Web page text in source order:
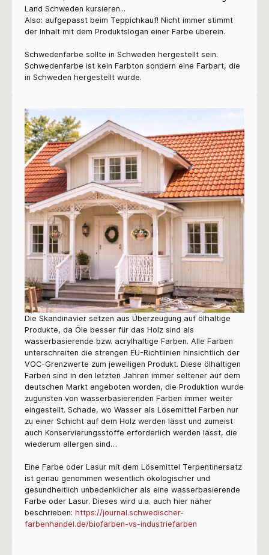
Land Schweden kursieren...
Also: aufgepasst beim Teppichkauf! Nicht immer stimmt
der Inhalt mit dem Produktslogan einer Farbe überein.
Schwedenfarbe sollte in Schweden hergestellt sein.
Schwedenfarbe ist kein Farbton sondern eine Farbart, die
in Schweden hergestellt wurde.
Die Skandinavier setzen aus Überzeugung auf ölhaltige
Produkte, da Öle besser für das Holz sind als
wasserbasierende bzw. acrylhaltige Farben. Alle Farben
unterschreiten die strengen EU-Richtlinien hinsichtlich der
VOC-Grenzwerte zum jeweiligen Produkt. Diese ölhaltigen
Farben sind in den letzten Jahren immer seltener auf dem
deutschen Markt angeboten worden, die Produktion wurde
zugunsten von wasserbasierenden Farben immer weiter
eingestellt. Schade, wo Wasser als Lösemittel Farben nur
zu einer Schicht auf dem Holz werden lässt und zumeist
auch Konservierungsstoffe erforderlich werden lässt, die
wiederum allergen sind…
Eine Farbe oder Lasur mit dem Lösemittel Terpentinersatz
ist genau genommen wesentlich ökologischer und
gesundheitlich unbedenklicher als eine wasserbasierende
Farbe oder Lasur. Dieses wird u.a. auch hier näher
beschrieben: https://journal.schwedischer-
farbenhandel.de/biofarben-vs-industriefarben